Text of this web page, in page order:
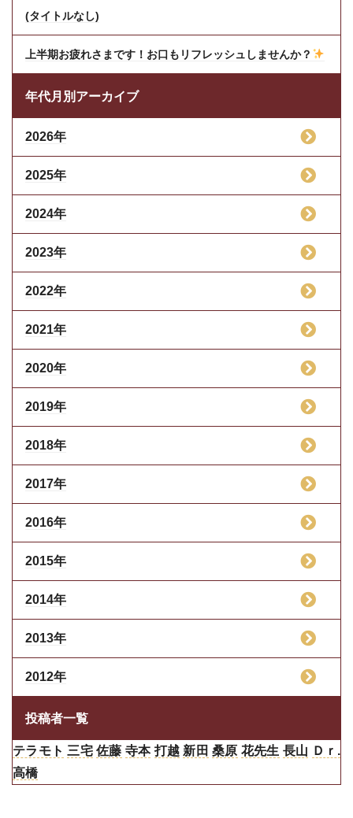
(タイトルなし)
上半期お疲れさまです！お口もリフレッシュしませんか？
年代月別アーカイブ
2026年
2025年
2024年
2023年
2022年
2021年
2020年
2019年
2018年
2017年
2016年
2015年
2014年
2013年
2012年
投稿者一覧
テラモト 三宅 佐藤 寺本 打越 新田 桑原 花先生 長山 Ｄｒ.
高橋